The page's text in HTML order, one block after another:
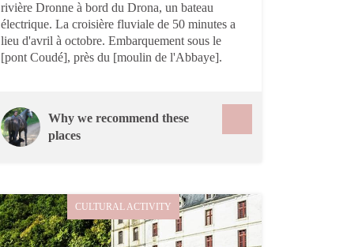
rivière Dronne à bord du Drona, un bateau
électrique. La croisière fluviale de 50 minutes a
lieu d'avril à octobre. Embarquement sous le
[pont Coudé], près du [moulin de l'Abbaye].
Why we recommend these
places
CULTURAL ACTIVITY